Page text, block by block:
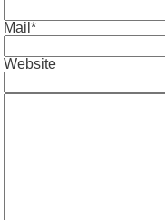
Mail*
Website